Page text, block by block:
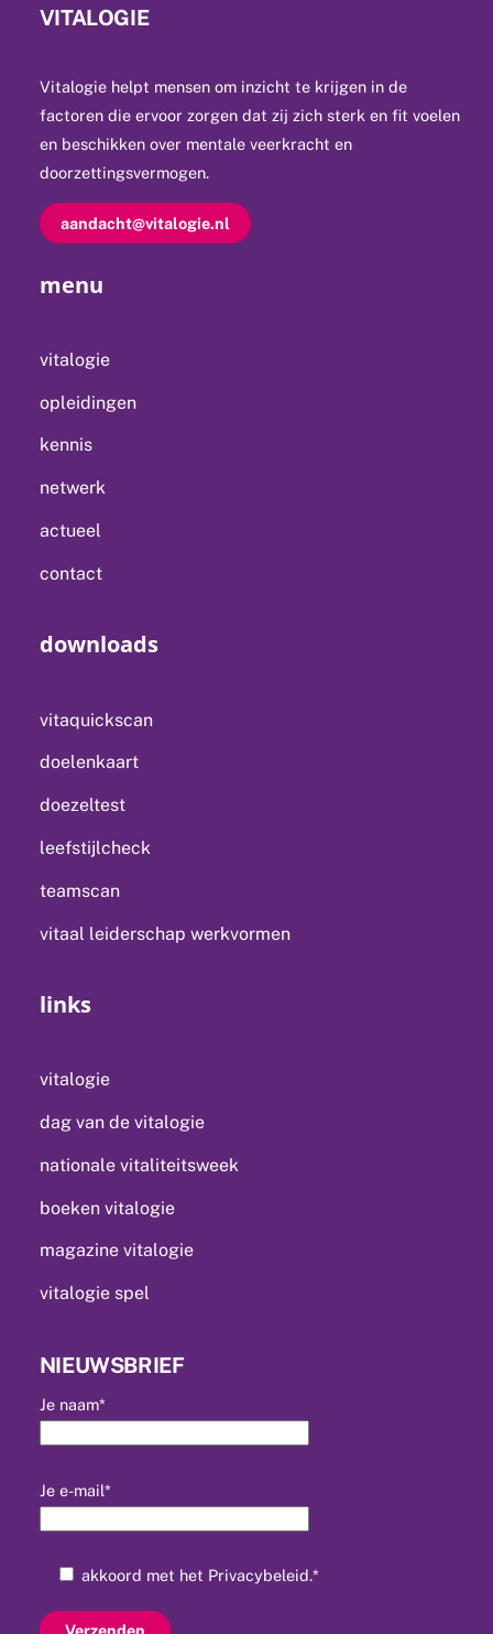
VITALOGIE
Vitalogie helpt mensen om inzicht te krijgen in de
factoren die ervoor zorgen dat zij zich sterk en fit voelen
en beschikken over mentale veerkracht en
doorzettingsvermogen.
aandacht@vitalogie.nl
menu
vitalogie
opleidingen
kennis
netwerk
actueel
contact
downloads
vitaquickscan
doelenkaart
doezeltest
leefstijlcheck
teamscan
vitaal leiderschap werkvormen
links
vitalogie
dag van de vitalogie
nationale vitaliteitsweek
boeken vitalogie
magazine vitalogie
vitalogie spel
NIEUWSBRIEF
Je naam*
Je e-mail*
akkoord met het Privacybeleid.*